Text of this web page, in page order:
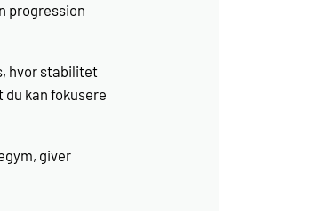
progression
hvor stabilitet
kan fokusere
giver